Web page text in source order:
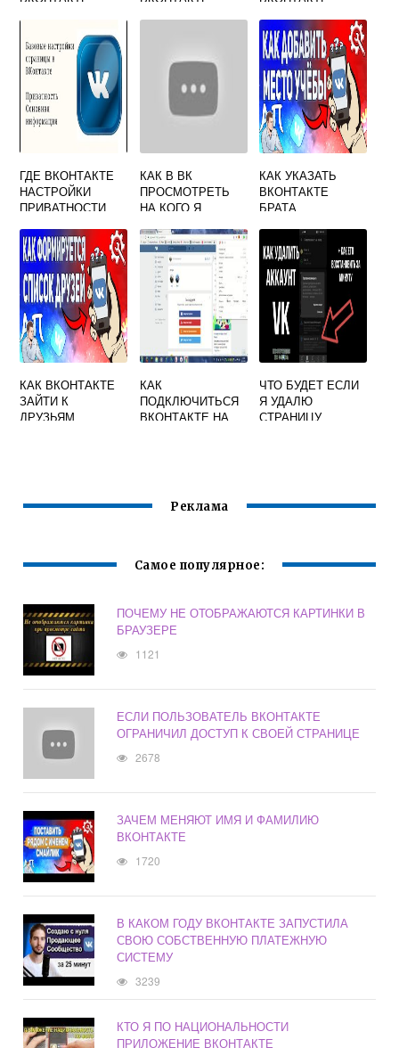
ГДЕ ВКОНТАКТЕ
НАСТРОЙКИ
ПРИВАТНОСТИ
КАК В ВК
ПРОСМОТРЕТЬ
НА КОГО Я
КАК УКАЗАТЬ
ВКОНТАКТЕ
БРАТА
КАК ВКОНТАКТЕ
ЗАЙТИ К
ДРУЗЬЯМ
КАК
ПОДКЛЮЧИТЬСЯ
ВКОНТАКТЕ НА
ЧТО БУДЕТ ЕСЛИ
Я УДАЛЮ
СТРАНИЦУ
Реклама
Самое популярное:
ПОЧЕМУ НЕ ОТОБРАЖАЮТСЯ КАРТИНКИ В
БРАУЗЕРЕ
1121
ЕСЛИ ПОЛЬЗОВАТЕЛЬ ВКОНТАКТЕ
ОГРАНИЧИЛ ДОСТУП К СВОЕЙ СТРАНИЦЕ
2678
ЗАЧЕМ МЕНЯЮТ ИМЯ И ФАМИЛИЮ
ВКОНТАКТЕ
1720
В КАКОМ ГОДУ ВКОНТАКТЕ ЗАПУСТИЛА
СВОЮ СОБСТВЕННУЮ ПЛАТЕЖНУЮ
СИСТЕМУ
3239
КТО Я ПО НАЦИОНАЛЬНОСТИ
ПРИЛОЖЕНИЕ ВКОНТАКТЕ